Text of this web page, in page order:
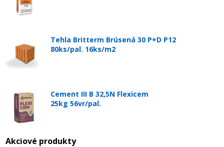
Tehla Britterm Brúsená 30 P+D P12
80ks/pal. 16ks/m2
Cement III B 32,5N Flexicem
25kg 56vr/pal.
Akciové produkty